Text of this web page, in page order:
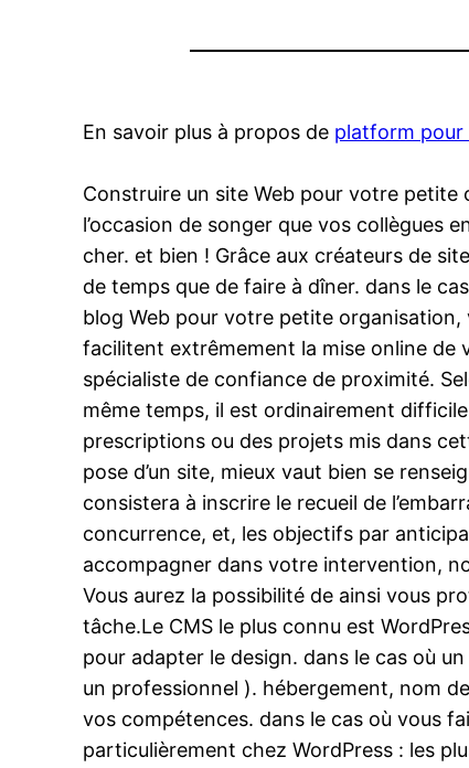
En savoir plus à propos de platform pour
Construire un site Web pour votre petite
l’occasion de songer que vos collègues
cher. et bien ! Grâce aux créateurs de
de temps que de faire à dîner. dans le
blog Web pour votre petite
facilitent extrêmement la mise online de
spécialiste de confiance de proximité.
même temps, il est ordinairement
prescriptions ou des projets mis dans
pose d’un site, mieux vaut bien se
consistera à inscrire le recueil de
concurrence, et, les objectifs par
accompagner dans votre intervention,
Vous aurez la possibilité de ainsi vous
tâche.Le CMS le plus connu est
pour adapter le design. dans le cas où
un professionnel ). hébergement, nom
vos compétences. dans le cas où vous
particulièrement chez WordPress : les